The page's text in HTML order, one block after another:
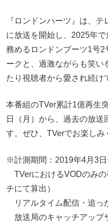
『ロンドンハーツ』は、
に放送を開始し、2025年
務めるロンドンブーツ1号2
ークと、過激ながらも笑い
たり視聴者から愛され続け
本番組のTVer累計1億再生
日（月）から、過去の放送
す。ぜひ、TVerでお楽しみ
※計測期間：2019年4月3日
TVerにおけるVODのみの
チにて算出）
リアルタイム配信・追っ
放送局のキャッチアップ